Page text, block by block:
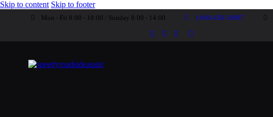
Skip to content Skip to footer
Mon - Fri 8:00 - 18:00 / Sunday 8:00 - 14:00 1-800-458-56987